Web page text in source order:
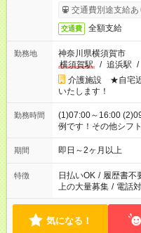
日収例：1万2000円
交通費別途支給あ
交通費 全額支給
勤務地
神奈川県横須賀市
横須賀駅
/ 追浜駅 /
介護施設 ★自宅近
いたします！
勤務時間
(1)07:00～16:00 (2)09:00
例です！その他シフ
期間 即日～2ヶ月以上
特徴 日払いOK / 履歴書不
上の大量募集 / 電話
気になる！